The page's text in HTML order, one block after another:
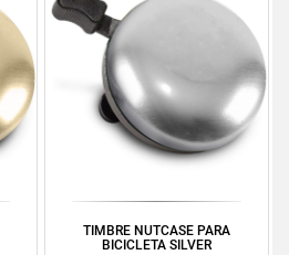
TIMBRE NUTCASE PARA
BICICLETA SILVER